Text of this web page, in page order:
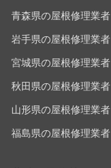
青森県の屋根修理業者
岩手県の屋根修理業者
宮城県の屋根修理業者
秋田県の屋根修理業者
山形県の屋根修理業者
福島県の屋根修理業者